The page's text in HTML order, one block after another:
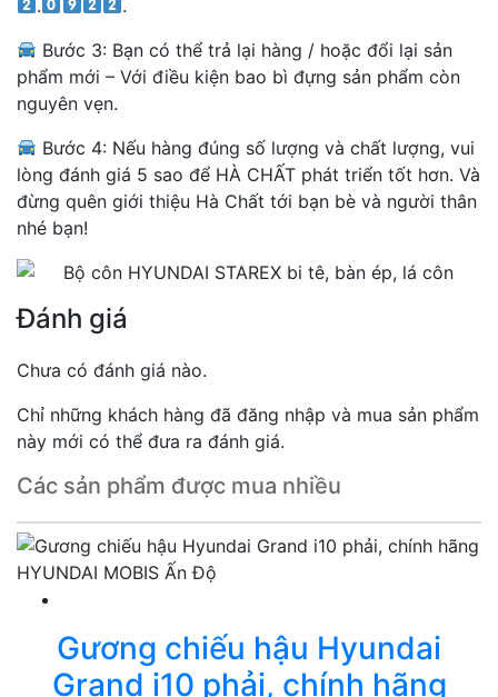
.
.
Bước 3: Bạn có thể trả lại hàng / hoặc đổi lại sản
phẩm mới – Với điều kiện bao bì đựng sản phẩm còn
nguyên vẹn.
Bước 4: Nếu hàng đúng số lượng và chất lượng, vui
lòng đánh giá 5 sao để HÀ CHẤT phát triển tốt hơn. Và
đừng quên giới thiệu Hà Chất tới bạn bè và người thân
nhé bạn!
Đánh giá
Chưa có đánh giá nào.
Chỉ những khách hàng đã đăng nhập và mua sản phẩm
này mới có thể đưa ra đánh giá.
Các sản phẩm được mua nhiều
Gương chiếu hậu Hyundai
Grand i10 phải, chính hãng